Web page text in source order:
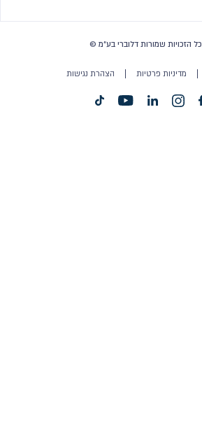
כל הזכויות שמורות דלוברי בע״מ ©
מדיניות פרטיות הצהרת נגישות